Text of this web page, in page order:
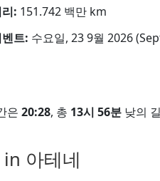
: 151.742 백만 km
트: 수요일, 23 9월 2026
은 20:28, 총 13시 56분 낮의
아테네